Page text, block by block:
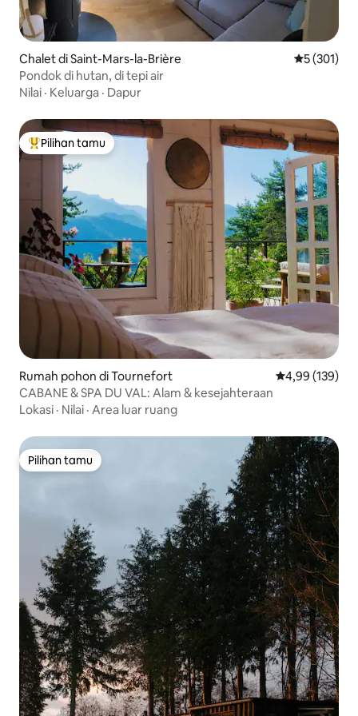
Chalet di Saint-Mars-la-Brière Nilai rata-
5 (301)
Pondok di hutan, di tepi air
Nilai · Keluarga · Dapur
Pilihan tamu terpopuler
Pilihan tamu
Rumah pohon di Tournefort Nilai rata-rata
4,99 (139)
CABANE & SPA DU VAL: Alam & kesejahteraan
Lokasi · Nilai · Area luar ruang
Pilihan tamu
Pilihan tamu